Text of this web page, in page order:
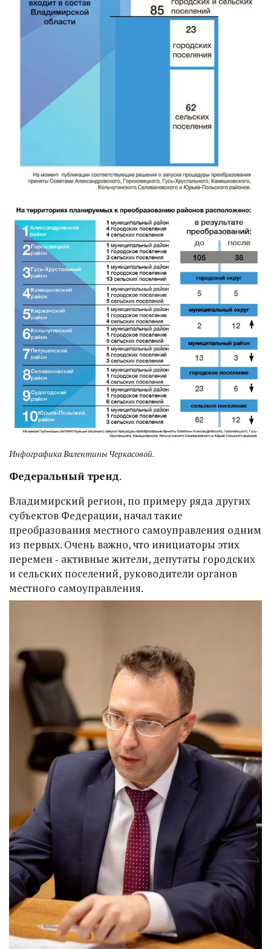
Инфографика Валентины Черкасовой.
Федеральный тренд.
Владимирский регион, по примеру ряда других
субъектов Федерации, начал такие
преобразования местного самоуправления одним
из первых. Очень важно, что инициаторы этих
перемен ‑ активные жители, депутаты городских
и сельских поселений, руководители органов
местного самоуправления.